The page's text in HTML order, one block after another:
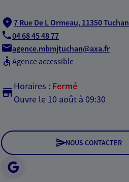
7 Rue De L Ormeau, 11350 Tuchan
04 68 45 48 77
agence.mbmjtuchan@axa.fr
Agence accessible
Horaires : Fermé
Ouvre le 10 août à 09:30
NOUS CONTACTER